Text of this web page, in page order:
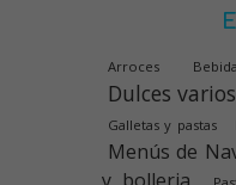
Arroces
Dulces varios
Galletas y pastas
Menús de